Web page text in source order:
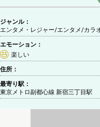
ジャンル：
エンタメ・レジャー/エンタメ/カラ
エモーション：
楽しい
住所：
最寄り駅：
東京メトロ副都心線 新宿三丁目駅